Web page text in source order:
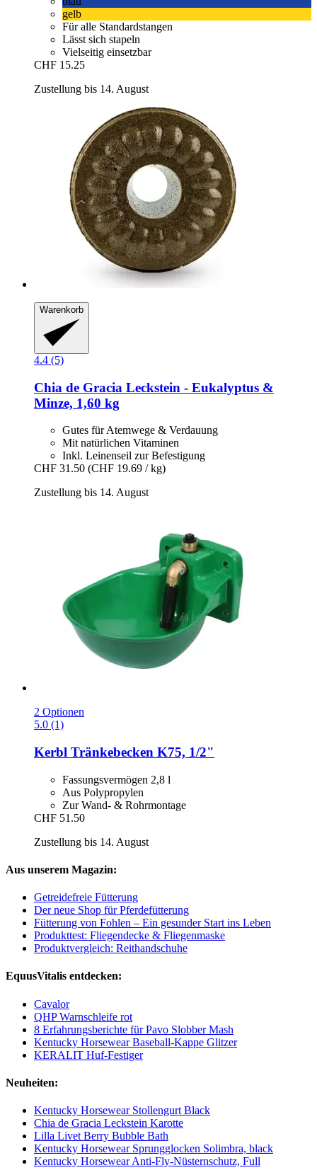
gelb
Für alle Standardstangen
Lässt sich stapeln
Vielseitig einsetzbar
CHF 15.25
Zustellung bis 14. August
Warenkorb
4.4 (5)
Chia de Gracia Leckstein -​ Eukalyptus &
Minze, 1,60 kg
Gutes für Atemwege & Verdauung
Mit natürlichen Vitaminen
Inkl. Leinenseil zur Befestigung
CHF 31.50 (CHF 19.69 / kg)
Zustellung bis 14. August
2 Optionen
5.0 (1)
Kerbl Tränkebecken K75, 1/2"
Fassungsvermögen 2,8 l
Aus Polypropylen
Zur Wand- & Rohrmontage
CHF 51.50
Zustellung bis 14. August
Aus unserem Magazin:
Getreidefreie Fütterung
Der neue Shop für Pferdefütterung
Fütterung von Fohlen – Ein gesunder Start ins Leben
Produkttest: Fliegendecke & Fliegenmaske
Produktvergleich: Reithandschuhe
EquusVitalis entdecken:
Cavalor
QHP Warnschleife rot
8 Erfahrungsberichte für Pavo Slobber Mash
Kentucky Horsewear Baseball-Kappe Glitzer
KERALIT Huf-Festiger
Neuheiten:
Kentucky Horsewear Stollengurt Black
Chia de Gracia Leckstein Karotte
Lilla Livet Berry Bubble Bath
Kentucky Horsewear Sprungglocken Solimbra, black
Kentucky Horsewear Anti-Fly-Nüsternschutz, Full